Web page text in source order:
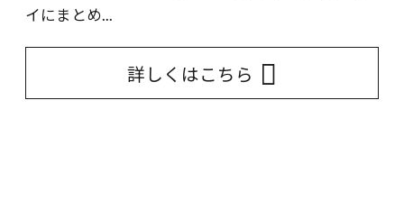
イにまとめ...
詳しくはこちら